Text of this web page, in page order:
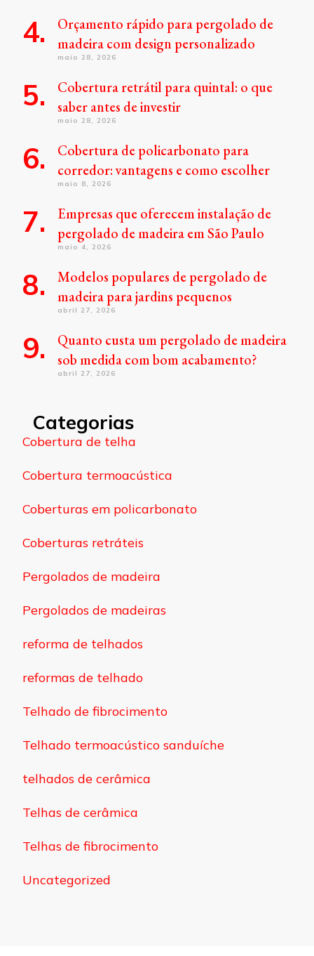
Orçamento rápido para pergolado de
madeira com design personalizado
maio 28, 2026
Cobertura retrátil para quintal: o que
saber antes de investir
maio 28, 2026
Cobertura de policarbonato para
corredor: vantagens e como escolher
maio 8, 2026
Empresas que oferecem instalação de
pergolado de madeira em São Paulo
maio 4, 2026
Modelos populares de pergolado de
madeira para jardins pequenos
abril 27, 2026
Quanto custa um pergolado de madeira
sob medida com bom acabamento?
abril 27, 2026
Categorias
Cobertura de telha
Cobertura termoacústica
Coberturas em policarbonato
Coberturas retráteis
Pergolados de madeira
Pergolados de madeiras
reforma de telhados
reformas de telhado
Telhado de fibrocimento
Telhado termoacústico sanduíche
telhados de cerâmica
Telhas de cerâmica
Telhas de fibrocimento
Uncategorized